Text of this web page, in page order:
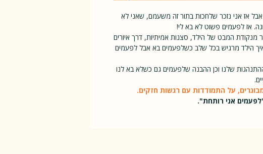
אז אני נזכר שלחכות בתור זה משעמם, שאני לא
אז לפעמים פשוט לא בא לי!
מנקודת המבט של הילד, סצנות אמיתיות, דרך איורים
הילד מרגיש בכל שלב כשלפעמים בא אבל לפעמים
שלנו וכן ההבנה שלפעמים גם כשלא בא לנו
על התמודדות עם רגשות חזקים.
אני רותחת".